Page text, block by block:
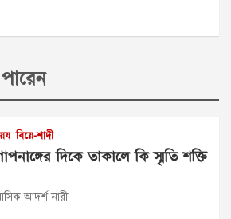
বিয়ে-শাদী
দিকে তাকালে কি স্মৃতি শক্তি
আদর্শ নারী